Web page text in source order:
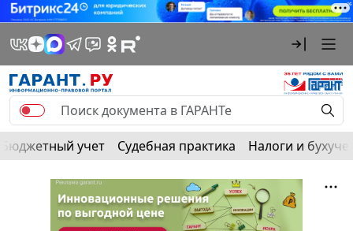
Бюджетный учет Судебная практика Налоги и